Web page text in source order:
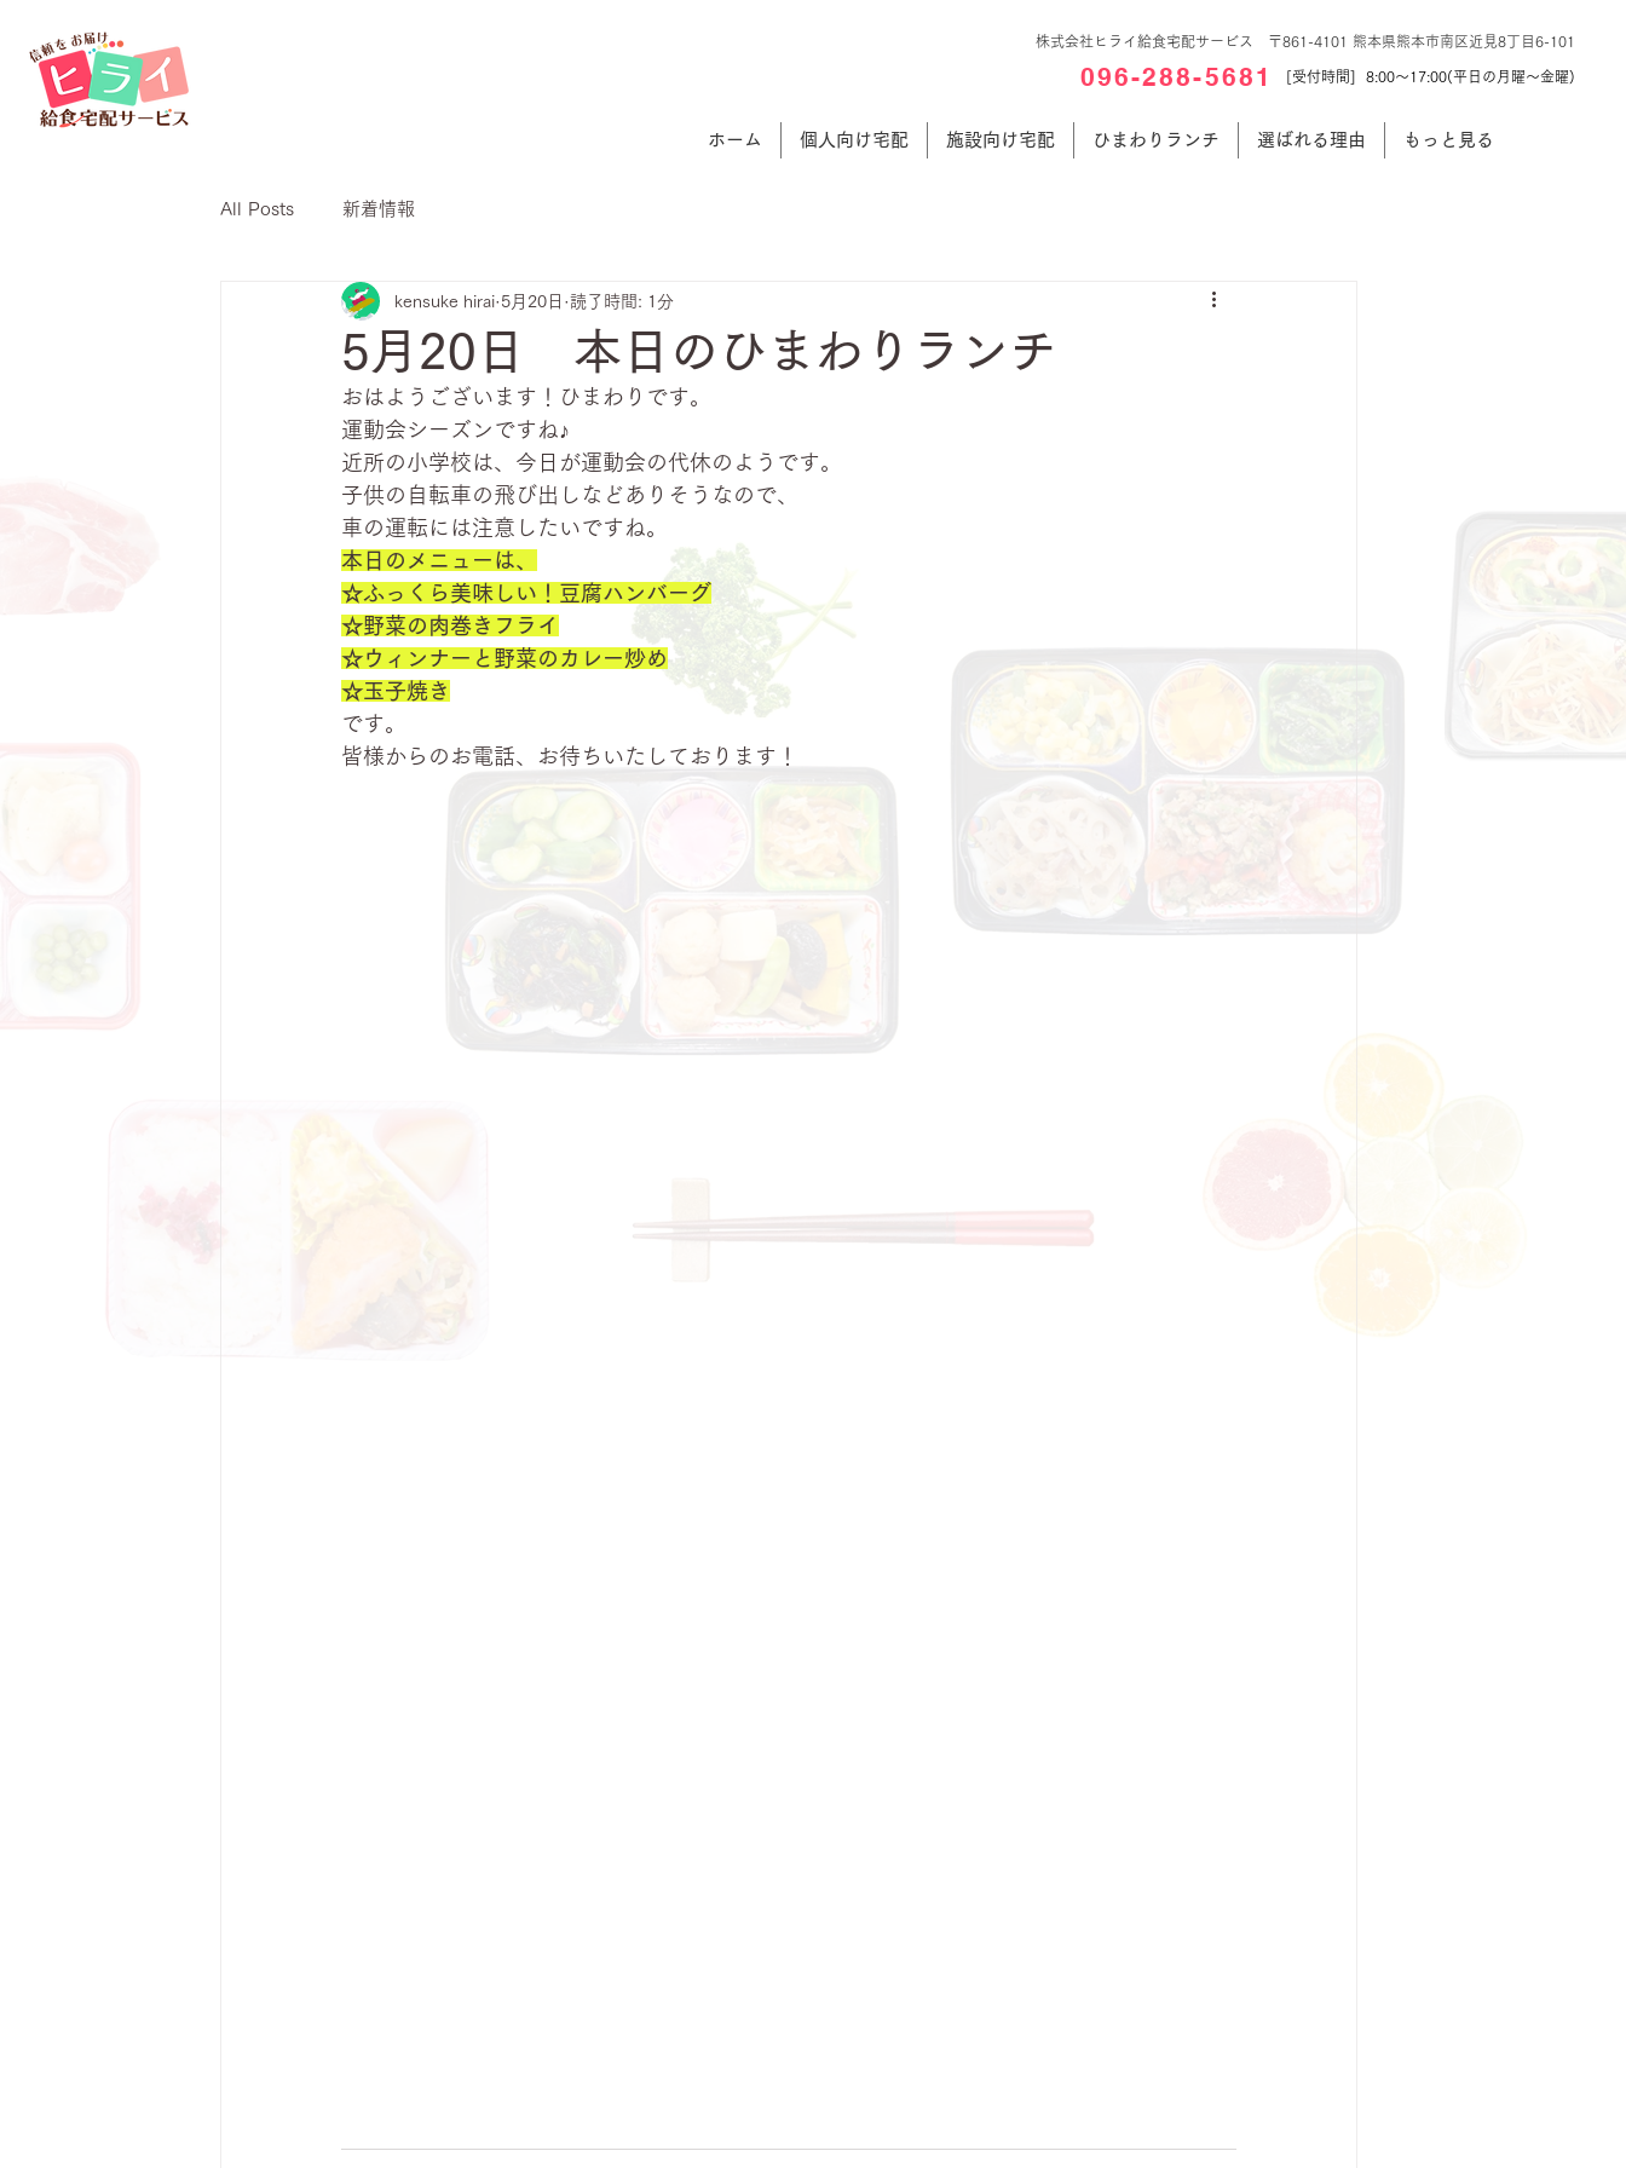
株式会社ヒライ給食宅配サービス 〒861-4101 熊本県熊本市南区近見8丁目6-101
096-288-5681 [受付時間] 8:00～17:00(平日の月曜～金曜)
ホーム 個人向け宅配 施設向け宅配 ひまわりランチ 選ばれる理由 もっと見る
All Posts 新着情報
5月20日 本日のひまわりランチ
kensuke hirai 5月20日 読了時間: 1分
おはようございます！ひまわりです。
運動会シーズンですね♪
近所の小学校は、今日が運動会の代休のようです。
子供の自転車の飛び出しなどありそうなので、
車の運転には注意したいですね。
本日のメニューは、
☆ふっくら美味しい！豆腐ハンバーグ
☆野菜の肉巻きフライ
☆ウィンナーと野菜のカレー炒め
☆玉子焼き
です。
皆様からのお電話、お待ちいたしております！